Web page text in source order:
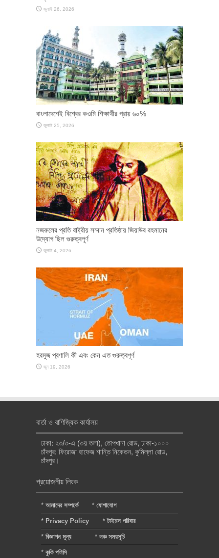
জুলাই 26, 2026
বাংলাদেশেই বিশ্বের কওমি শিক্ষার্থীর প্রায় ৬০%
জুলাই 25, 2026
নজরুলের প্রতি রাষ্ট্রীয় সম্মান প্রতিষ্ঠায় জিয়াউর রহমানের
উদ্যোগ ছিল গুরুত্বপূর্ণ
জুলাই 4, 2026
হরমুজ প্রণালি কী এবং কেন এত গুরুত্বপূর্ণ
জুন 19, 2026
বার্তা ও বাণিজ্যিক কার্যালয়
ঢাকা: ২৩/৩-এ (৩য় তলা), তোপখানা রোড, ঢাকা-১০০০
চাঁদপুর: ফিরোজা হাফেজ শান্তি নিকেতন, কুমিল্লা রোড,
চাঁদপুর।
প্রয়োজনীয় লিংক
* আমাদের সম্পর্কে * যোগাযোগ
* Privacy Policy *টাইমস পরিবার
* বিজ্ঞাপন মূল্য * লঞ্চ সময়সূচি
* কুকি পলিসি